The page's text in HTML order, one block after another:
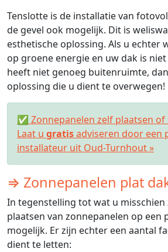
Tenslotte is de installatie van
de gevel ook mogelijk. Dit is
esthetische oplossing. Als u echter
op groene energie en uw dak is
heeft niet genoeg buitenruimte,
oplossing die u dient te overwegen!
✅ Zonnepanelen zelf plaatsen of
Laat u gratisadviseren door een
installateur uit Oud-Turnhout »
⇒ Zonnepanelen plat
In tegenstelling tot wat u misschien
plaatsen van zonnepanelen op een
mogelijk. Er zijn echter een aantal
dient te letten: